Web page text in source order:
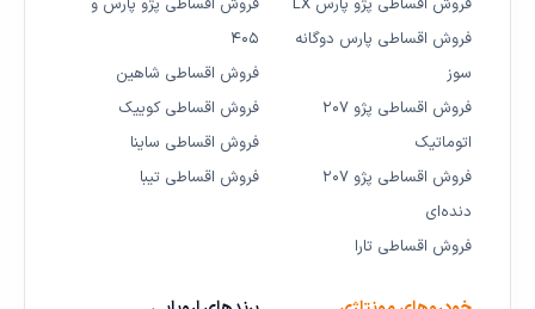
فروش اقساطی پژو پارس LX
فروش اقساطی پارس دوگانه
سوز
فروش اقساطی پژو ۲۰۷
اتوماتیک
فروش اقساطی پژو ۲۰۷
دنده‌ای
فروش اقساطی تارا
فروش اقساطی پژو پارس و
۴۰۵
فروش اقساطی شاهین
فروش اقساطی کوییک
فروش اقساطی ساینا
فروش اقساطی تیبا